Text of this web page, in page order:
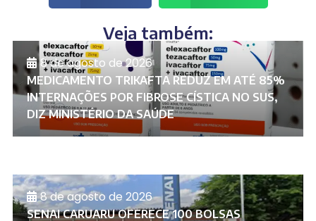
Veja também:
8 de agosto de 2026
MEDICAMENTO TRIKAFTA REDUZ EM ATÉ 85%
INTERNAÇÕES POR FIBROSE CÍSTICA NO SUS,
DIZ MINISTÉRIO DA SAÚDE
8 de agosto de 2026
SENAI CARUARU OFERECE 100 BOLSAS